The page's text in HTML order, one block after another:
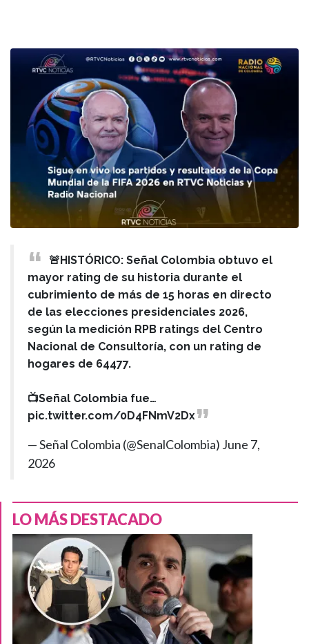
🚨HISTÓRICO: Señal Colombia obtuvo el
mayor rating de su historia durante el
cubrimiento de más de 15 horas en directo
de las elecciones presidenciales 2026,
según la medición RPB ratings del Centro
Nacional de Consultoría, con un rating de
hogares de 64477.
📺Señal Colombia fue…
pic.twitter.com/0D4FNmV2Dx
— Señal Colombia (@SenalColombia) June 7,
2026
LO MÁS DESTACADO